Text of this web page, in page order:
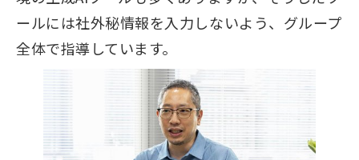
ールには社外秘情報を入力しないよう、グループ
全体で指導しています。